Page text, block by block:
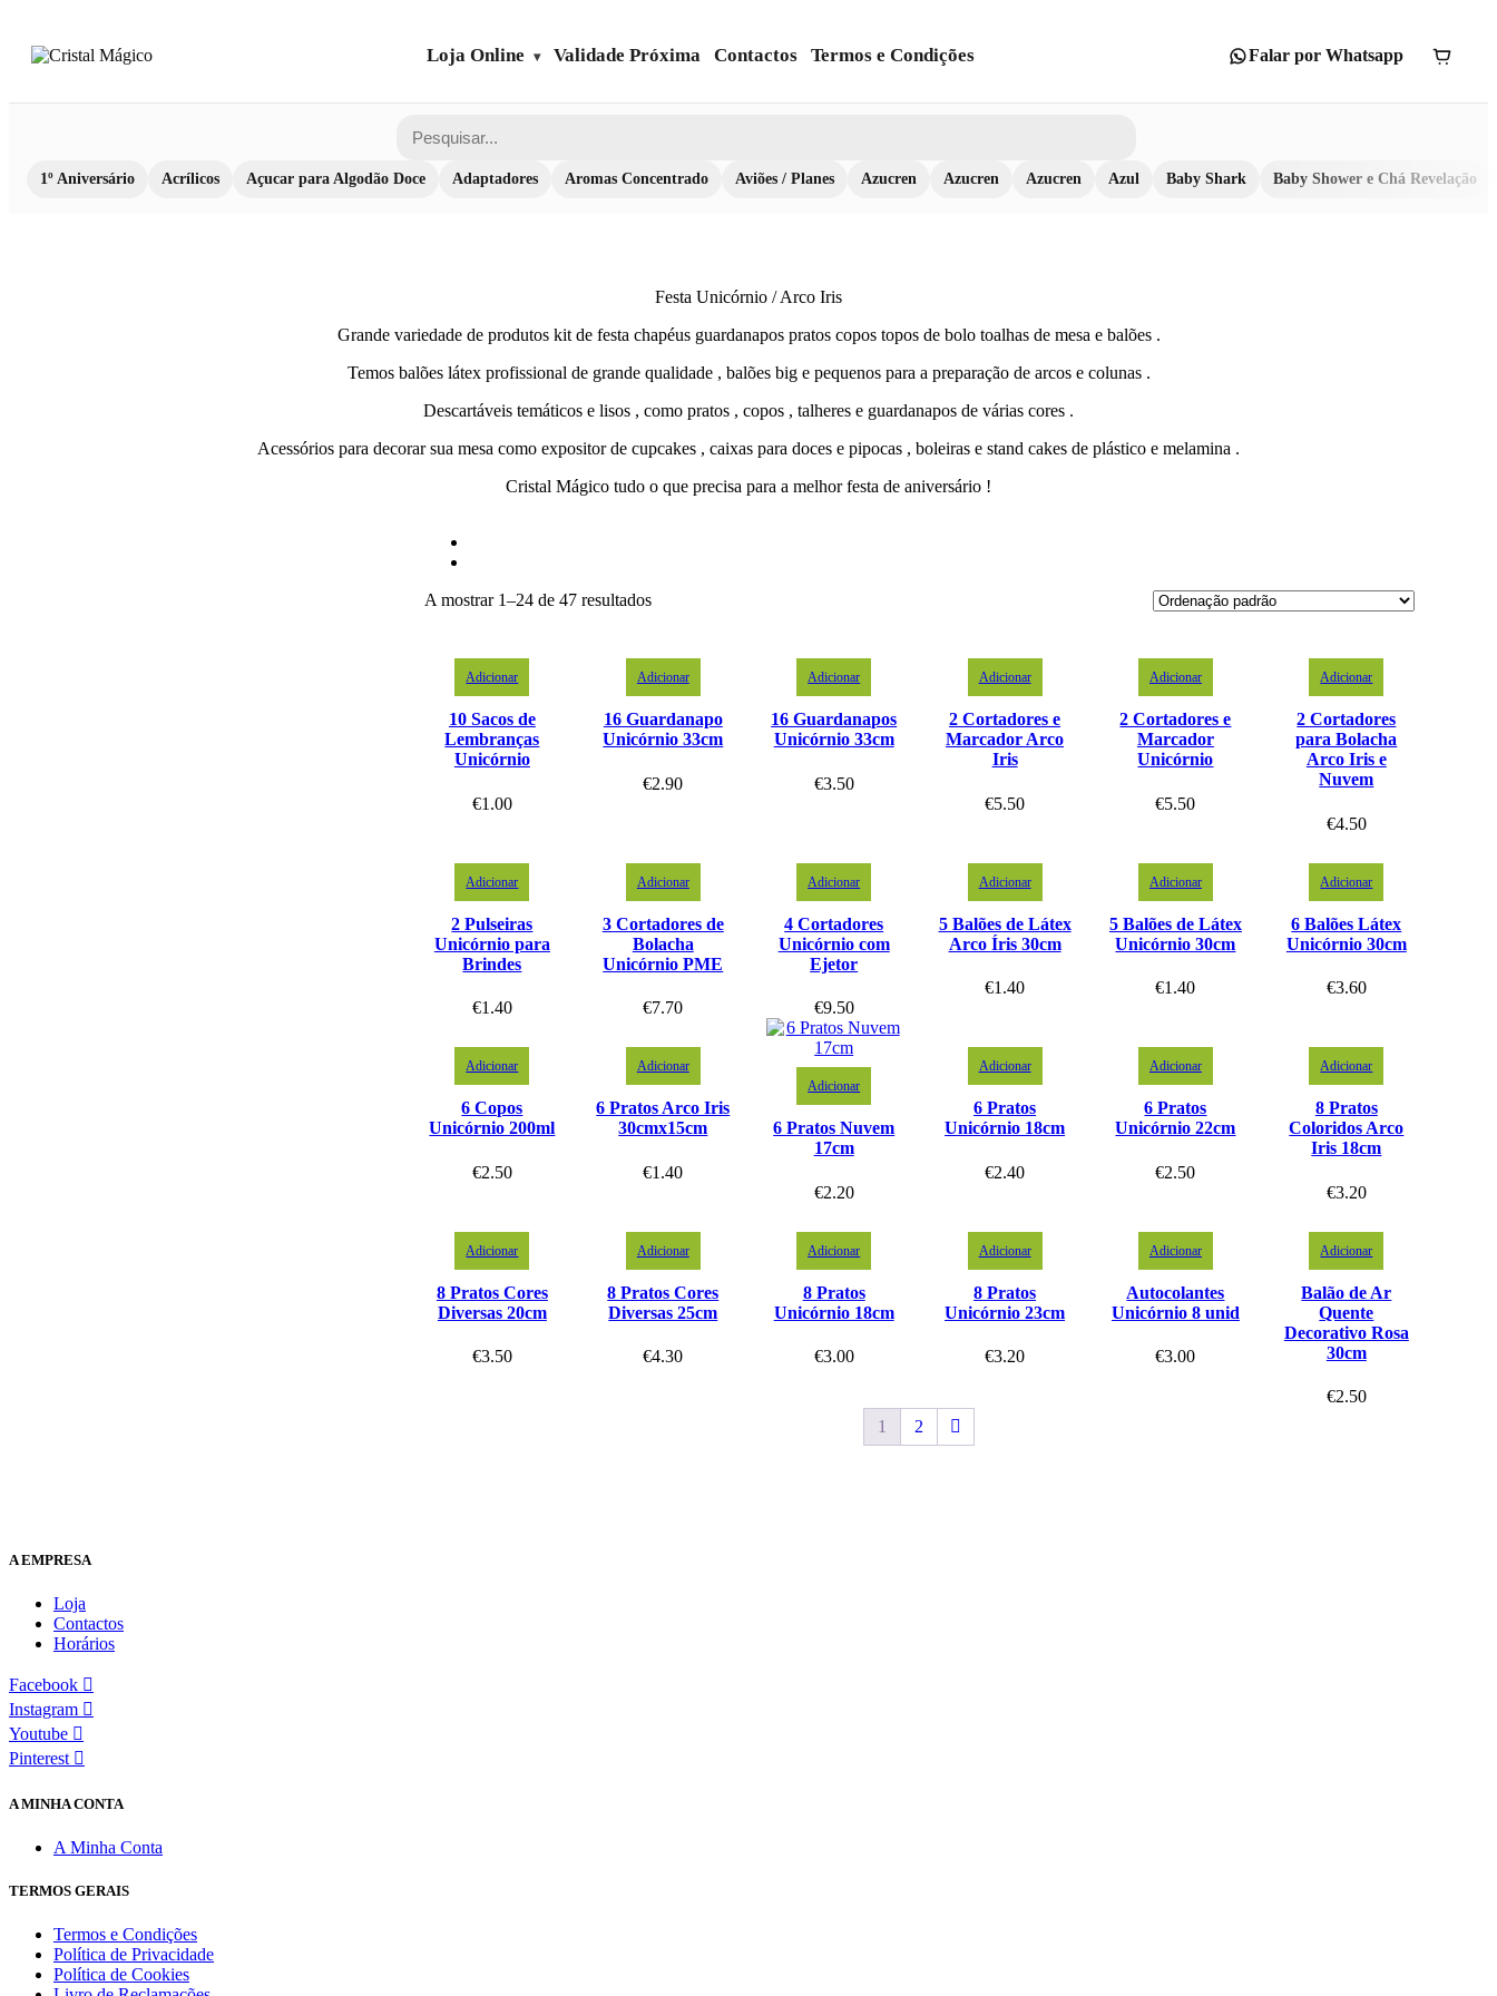
Loja Online Validade Próxima Contactos Termos e Condições Falar por Whatsapp
1º Aniversário Acrílicos Açucar para Algodão Doce Adaptadores Aromas Concentrado Aviões / Planes Azucren Azucren Azucren Azul Baby Shark Baby Shower e Chá Revelação
Festa Unicórnio / Arco Iris
Grande variedade de produtos kit de festa chapéus guardanapos pratos copos topos de bolo toalhas de mesa e balões .
Temos balões látex profissional de grande qualidade , balões big e pequenos para a preparação de arcos e colunas .
Descartáveis temáticos e lisos , como pratos , copos , talheres e guardanapos de várias cores .
Acessórios para decorar sua mesa como expositor de cupcakes , caixas para doces e pipocas , boleiras e stand cakes de plástico e melamina .
Cristal Mágico tudo o que precisa para a melhor festa de aniversário !
A mostrar 1–24 de 47 resultados
Adicionar
10 Sacos de
Lembranças
Unicórnio
€1.00
Adicionar
16 Guardanapo
Unicórnio 33cm
€2.90
Adicionar
16 Guardanapos
Unicórnio 33cm
€3.50
Adicionar
2 Cortadores e
Marcador Arco
Iris
€5.50
Adicionar
2 Cortadores e
Marcador
Unicórnio
€5.50
Adicionar
2 Cortadores
para Bolacha
Arco Iris e
Nuvem
€4.50
Adicionar
2 Pulseiras
Unicórnio para
Brindes
€1.40
Adicionar
3 Cortadores de
Bolacha
Unicórnio PME
€7.70
Adicionar
4 Cortadores
Unicórnio com
Ejetor
€9.50
Adicionar
5 Balões de Látex
Arco Íris 30cm
€1.40
Adicionar
5 Balões de Látex
Unicórnio 30cm
€1.40
Adicionar
6 Balões Látex
Unicórnio 30cm
€3.60
Adicionar
6 Copos
Unicórnio 200ml
€2.50
Adicionar
6 Pratos Arco Iris
30cmx15cm
€1.40
Adicionar
6 Pratos Nuvem
17cm
€2.20
Adicionar
6 Pratos
Unicórnio 18cm
€2.40
Adicionar
6 Pratos
Unicórnio 22cm
€2.50
Adicionar
8 Pratos
Coloridos Arco
Iris 18cm
€3.20
Adicionar
8 Pratos Cores
Diversas 20cm
€3.50
Adicionar
8 Pratos Cores
Diversas 25cm
€4.30
Adicionar
8 Pratos
Unicórnio 18cm
€3.00
Adicionar
8 Pratos
Unicórnio 23cm
€3.20
Adicionar
Autocolantes
Unicórnio 8 unid
€3.00
Adicionar
Balão de Ar
Quente
Decorativo Rosa
30cm
€2.50
1
2
A EMPRESA
Loja
Contactos
Horários
Facebook
Instagram
Youtube
Pinterest
A MINHA CONTA
A Minha Conta
TERMOS GERAIS
Termos e Condições
Política de Privacidade
Política de Cookies